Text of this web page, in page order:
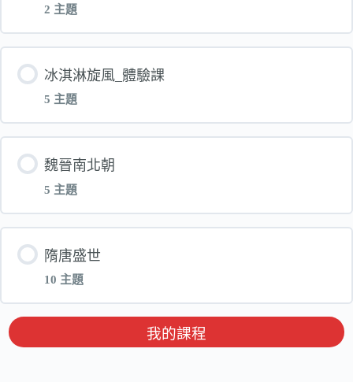
外星訪客的秘密-第一堂-上課影片
漢堡的新計畫_講義
【體驗】漢堡的新計畫-第一堂-電子書
2 主題
單元 內容
名畫科學追追追_講義
【體驗】科學名畫追追追-第一堂-電子書
冰淇淋旋風_體驗課
5 主題
單元 內容
體驗課_冰淇淋旋風注音講義
體驗課_冰淇淋旋風國字講義
體驗課【中低年級注音版】冰淇淋旋風_第一堂_
魏晉南北朝
5 主題
單元 內容
魏晉南北朝_上課影片
魏晉南北朝_上_講義_電子書
隋唐盛世
10 主題
我的課程